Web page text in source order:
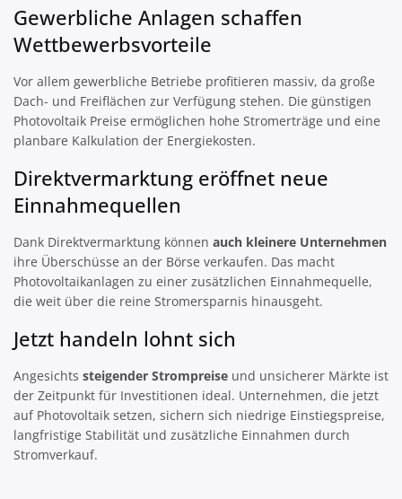
Gewerbliche Anlagen schaffen
Wettbewerbsvorteile
Vor allem gewerbliche Betriebe profitieren massiv, da große
Dach- und Freiflächen zur Verfügung stehen. Die günstigen
Photovoltaik Preise ermöglichen hohe Stromerträge und eine
planbare Kalkulation der Energiekosten.
Direktvermarktung eröffnet neue
Einnahmequellen
Dank Direktvermarktung können auch kleinere Unternehmen
ihre Überschüsse an der Börse verkaufen. Das macht
Photovoltaikanlagen zu einer zusätzlichen Einnahmequelle,
die weit über die reine Stromersparnis hinausgeht.
Jetzt handeln lohnt sich
Angesichts steigender Strompreise und unsicherer Märkte ist
der Zeitpunkt für Investitionen ideal. Unternehmen, die jetzt
auf Photovoltaik setzen, sichern sich niedrige Einstiegspreise,
langfristige Stabilität und zusätzliche Einnahmen durch
Stromverkauf.